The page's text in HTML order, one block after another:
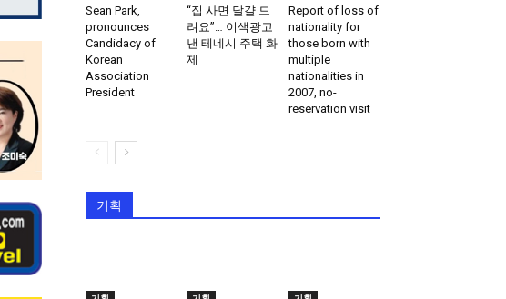
Sean Park,
pronounces
Candidacy of
Korean
Association
President
“집 사면 달걀 드
려요”… 이색광고
낸 테네시 주택 화
제
Report of loss of
nationality for
those born with
multiple
nationalities in
2007, no-
reservation visit
기획